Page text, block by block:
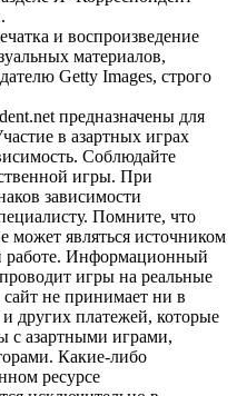
и воспроизведение
материалов,
Getty Images, строго
предназначены для
в азартных играх
Соблюдайте
игры. При
зависимости
Помните, что
может являться источником
работе. Информационный
игры на реальные
не принимает ни в
других платежей, которые
с азартными играми,
Какие-либо
ресурсе